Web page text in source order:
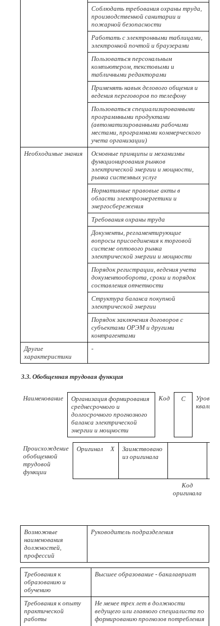
Соблюдать требования охраны труда,
производственной санитарии и
пожарной безопасности
Работать с электронными таблицами,
электронной почтой и браузерами
Пользоваться персональным
компьютером, текстовыми и
табличными редакторами
Применять навык делового общения и
ведения переговоров по телефону
Пользоваться специализированными
программными продуктами
(автоматизированными рабочими
местами, программами коммерческого
учета организации)
Необходимые знания
Основные принципы и механизмы
функционирования рынков
электрической энергии и мощности,
рынка системных услуг
Нормативные правовые акты в
области электроэнергетики и
энергосбережения
Требования охраны труда
Документы, регламентирующие
вопросы присоединения к торговой
системе оптового рынка
электрической энергии и мощности
Порядок регистрации, ведения учета
документооборота, сроки и порядок
составления отчетности
Структура баланса покупной
электрической энергии
Порядок заключения договоров с
субъектами ОРЭМ и другими
контрагентами
Другие
характеристики
-
3.3. Обобщенная трудовая функция
Наименование
Организация формирования
среднесрочного и
долгосрочного прогнозного
баланса электрической
энергии и мощности
Код С
Уровень
Происхождение
обобщенной
трудовой
функции
Оригинал X
Заимствовано
из оригинала
Код
оригинала
Возможные
наименования
должностей,
профессий
Руководитель подразделения
Требования к
образованию и
обучению
Высшее образование - бакалавриат
Требования к опыту
практической
работы
Не менее трех лет в должности
ведущего или главного специалиста по
формированию прогнозов потребления